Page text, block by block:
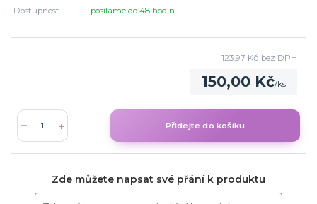
Dostupnost posíláme do 48 hodin
150,00 Kč/ks
123,97 Kč bez DPH
Přidejte do košíku
Zde můžete napsat své přání k produktu